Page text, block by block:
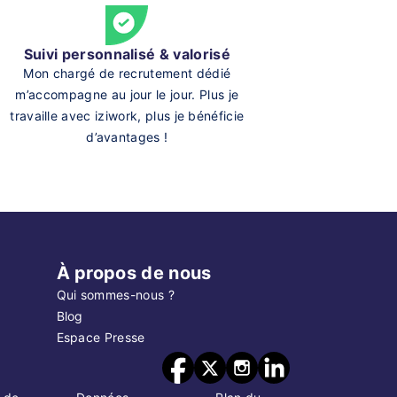
Suivi personnalisé & valorisé
Mon chargé de recrutement dédié
m’accompagne au jour le jour. Plus je
travaille avec iziwork, plus je bénéficie
d’avantages !
À propos de nous
Qui sommes-nous ?
Blog
Espace Presse